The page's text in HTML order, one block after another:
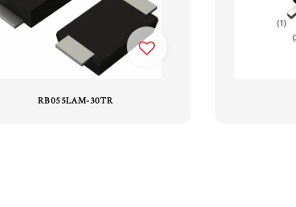
RB055LAM-30TR